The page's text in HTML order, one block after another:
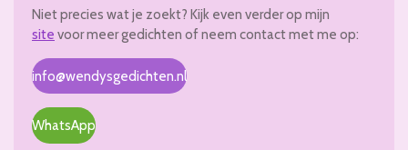
Niet precies wat je zoekt? Kijk even verder op mijn
site voor meer gedichten of neem contact met me op:
info@wendysgedichten.nl
WhatsApp